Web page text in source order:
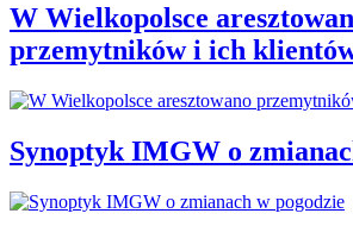
W Wielkopolsce
przemytników i ich
Synoptyk IMGW o